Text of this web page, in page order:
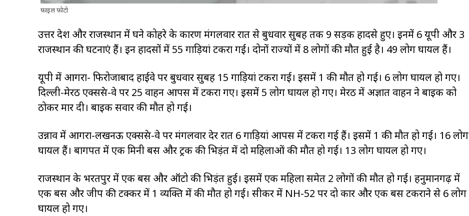
फ़ाइल फोटो
उत्तर प्रदेश और राजस्थान में घने कोहरे के कारण मंगलवार रात से बुधवार सुबह तक 9 सड़क हादसे हुए। इनमें 6 यूपी और 3
राजस्थान की घटनाएं हैं। इन हादसों में 55 गाड़ियां टकरा गई। दोनों राज्यों में 8 लोगों की मौत हुई है। 49 लोग घायल हैं।
यूपी में आगरा- फिरोजाबाद हाईवे पर बुधवार सुबह 15 गाड़ियां टकरा गई। इसमें 1 की मौत हो गई। 6 लोग घायल हो गए।
दिल्ली-मेरठ एक्सप्रेस-वे पर 25 वाहन आपस में टकरा गए। इसमें 5 लोग घायल हो गए। मेरठ में अज्ञात वाहन ने बाइक को
ठोकर मार दी। बाइक सवार की मौत हो गई।
उन्नाव में आगरा-लखनऊ एक्सप्रेस-वे पर मंगलवार देर रात 6 गाड़ियां आपस में टकरा गई हैं। इसमें 1 की मौत हो गई। 16 लोग
घायल हैं। बागपत में एक मिनी बस और ट्रक की भिड़ंत में दो महिलाओं की मौत हो गई। 13 लोग घायल हो गए।
राजस्थान के भरतपुर में एक बस और ऑटो की भिड़ंत हुई। इसमें एक महिला समेत 2 लोगों की मौत हो गई। हनुमानगढ़ में
एक बस और जीप की टक्कर में 1 व्यक्ति में की मौत हो गई। सीकर में NH-52 पर दो कार और एक बस टकराने से 6 लोग
घायल हो गए।